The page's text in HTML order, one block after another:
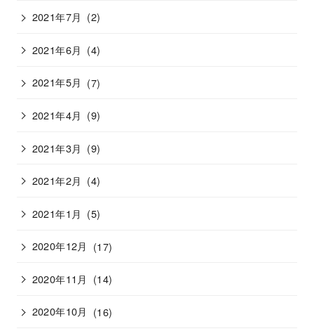
2021年7月 (2)
2021年6月 (4)
2021年5月 (7)
2021年4月 (9)
2021年3月 (9)
2021年2月 (4)
2021年1月 (5)
2020年12月 (17)
2020年11月 (14)
2020年10月 (16)